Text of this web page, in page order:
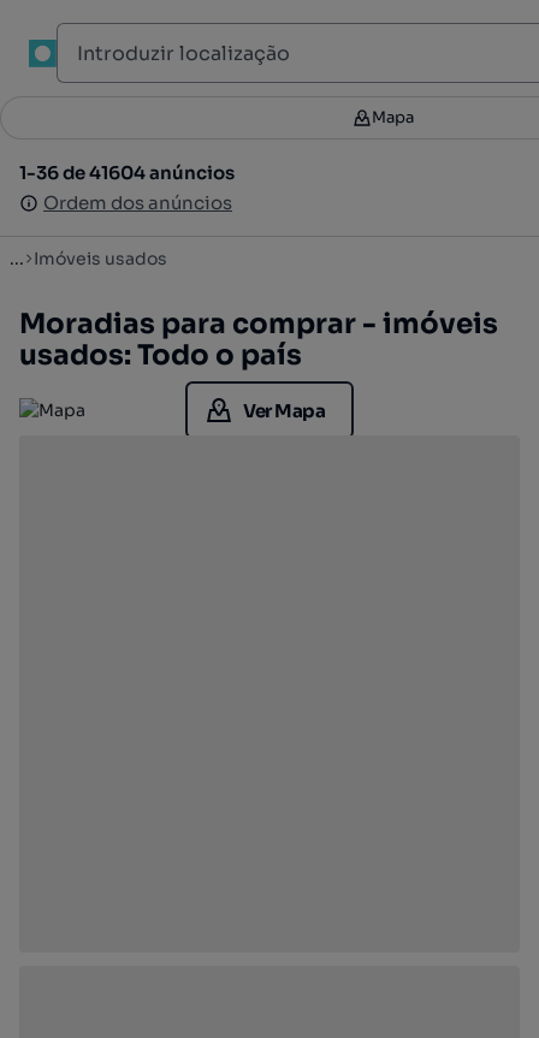
Filtros
1-36 de 41604 anúncios
Ordem dos anúncios
Mapa
1-36 de 41604 anúncios
Ordem dos anúncios
... Imóveis usados
Moradias para comprar - imóveis
usados: Todo o país
Ver Mapa